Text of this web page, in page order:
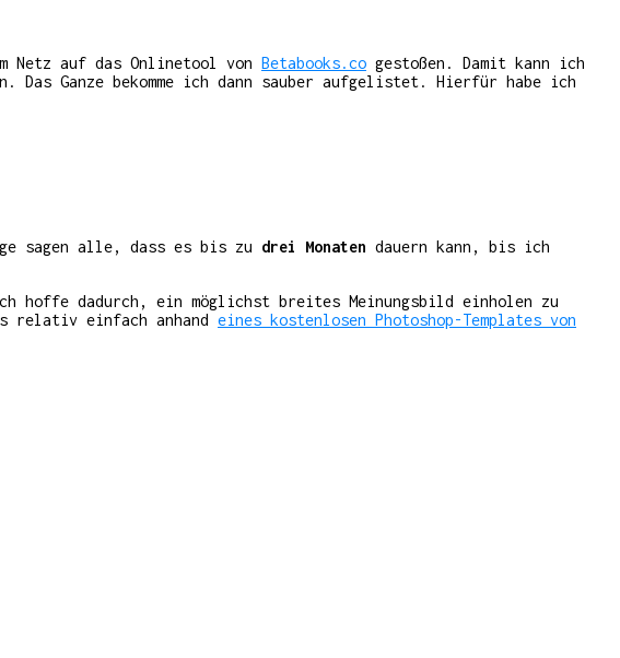
auf das Onlinetool von Betabooks.co gestoßen. Damit kann ich
Das Ganze bekomme ich dann sauber aufgelistet. Hierfür habe ich
sagen alle, dass es bis zu drei Monaten dauern kann, bis ich
hoffe dadurch, ein möglichst breites Meinungsbild einholen zu
relativ einfach anhand eines kostenlosen Photoshop-Templates von